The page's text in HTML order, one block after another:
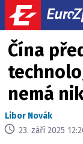
Čína
nemá
Libor Novák
23. září 2025